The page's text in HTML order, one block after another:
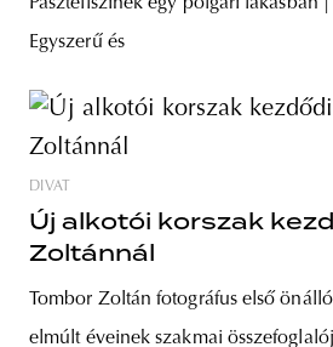
Egyszerű és
DIVAT
Új alkotói korszak
Zoltánnál
Tombor Zoltán fotográfus első
elmúlt éveinek szakmai